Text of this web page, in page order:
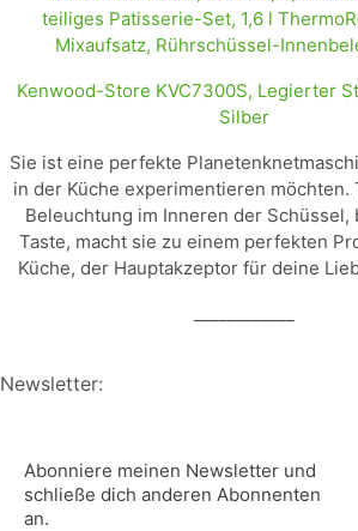
Kenwood-Store KVC7300S, Legierter
Silber
Sie ist eine perfekte
in der Küche experimentieren möchten.
Beleuchtung im Inneren der
Taste, macht sie zu einem perfekten
Küche, der Hauptakzeptor für deine
Newsletter:
Abonniere meinen Newsletter und
schließe dich anderen Abonnenten
an.